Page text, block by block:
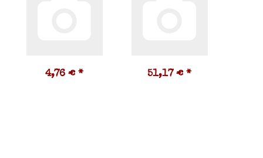
4,76 € * 51,17 € *